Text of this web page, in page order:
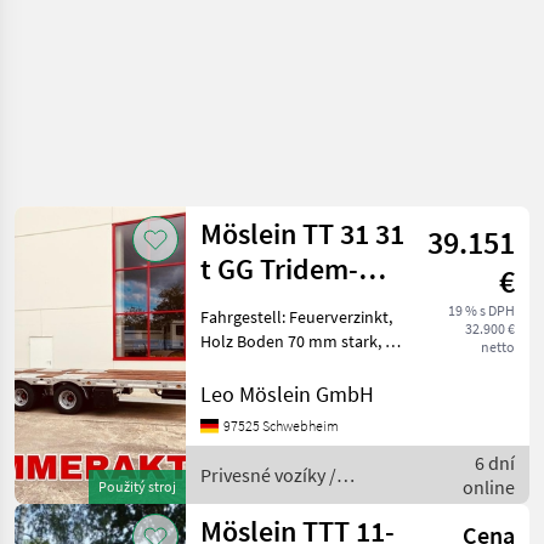
Použitý stroj
Möslein TT 31 31
t GG Tridem-
Tieflader 3 Achs,
gelenktN
39.151
€
19 % s DPH
32.900 €
netto
Fahrgestell: Feuerverzinkt,
Holz Boden 70 mm stark, 18
Rungentaschen, 2 x
760 mm breit, hydraulische
Leo Möslein GmbH
97525 Schwebheim
Privesné vozíky /
Möslein
6 dní
online
Möslein TTT 11-
Cena